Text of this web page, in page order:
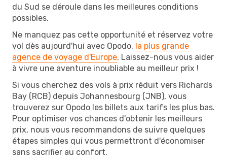
du Sud se déroule dans les meilleures conditions
possibles.
Ne manquez pas cette opportunité et réservez votre
vol dès aujourd'hui avec Opodo, la plus grande
agence de voyage d'Europe. Laissez-nous vous aider
à vivre une aventure inoubliable au meilleur prix !
Si vous cherchez des vols à prix réduit vers Richards
Bay (RCB) depuis Johannesbourg (JNB), vous
trouverez sur Opodo les billets aux tarifs les plus bas.
Pour optimiser vos chances d'obtenir les meilleurs
prix, nous vous recommandons de suivre quelques
étapes simples qui vous permettront d'économiser
sans sacrifier au confort.